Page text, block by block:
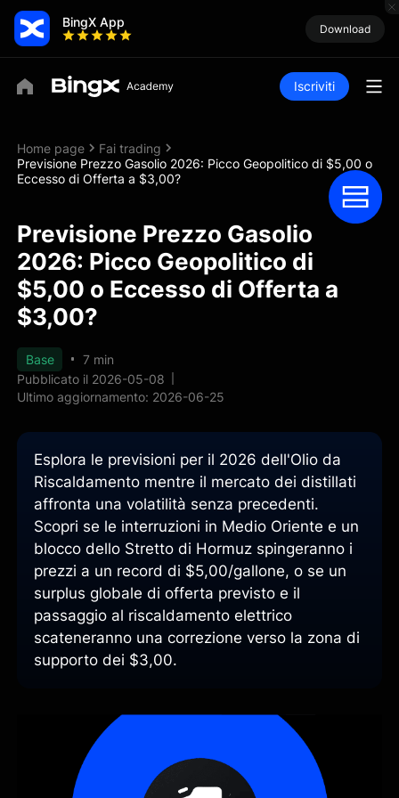
BingX App Download
Iscriviti
Home page
Fai trading
Previsione Prezzo Gasolio 2026: Picco Geopolitico di $5,00 o
Eccesso di Offerta a $3,00?
Previsione Prezzo Gasolio
2026: Picco Geopolitico di
$5,00 o Eccesso di Offerta a
$3,00?
Base
7 min
Pubblicato il 2026-05-08
Ultimo aggiornamento: 2026-06-25
Esplora le previsioni per il 2026 dell'Olio da
Riscaldamento mentre il mercato dei distillati
affronta una volatilità senza precedenti.
Scopri se le interruzioni in Medio Oriente e un
blocco dello Stretto di Hormuz spingeranno i
prezzi a un record di $5,00/gallone, o se un
surplus globale di offerta previsto e il
passaggio al riscaldamento elettrico
scateneranno una correzione verso la zona di
supporto dei $3,00.